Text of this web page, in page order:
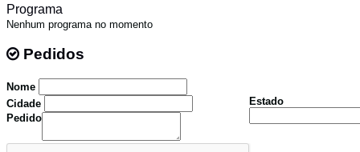
Programa
Nenhum programa no momento
Pedidos
Nome
Cidade
Estado
Pedido